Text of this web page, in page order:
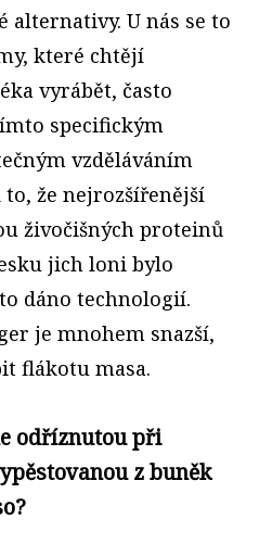
alternativy. U nás se to
které chtějí
vyrábět, často
specifickým
vzděláváním
že nejrozšířenější
živočišných proteinů
jich loni bylo
dáno technologií.
je mnohem snazší,
flákotu masa.
odříznutou při
z buněk